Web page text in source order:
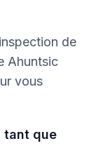
de
Ahuntsic
vous
tant que